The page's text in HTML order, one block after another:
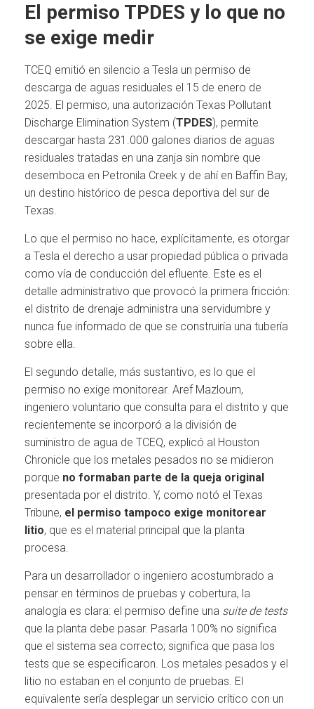
El permiso TPDES y lo que no
se exige medir
TCEQ emitió en silencio a Tesla un permiso de
descarga de aguas residuales el 15 de enero de
2025. El permiso, una autorización Texas Pollutant
Discharge Elimination System (TPDES), permite
descargar hasta 231.000 galones diarios de aguas
residuales tratadas en una zanja sin nombre que
desemboca en Petronila Creek y de ahí en Baffin Bay,
un destino histórico de pesca deportiva del sur de
Texas.
Lo que el permiso no hace, explícitamente, es otorgar
a Tesla el derecho a usar propiedad pública o privada
como vía de conducción del efluente. Este es el
detalle administrativo que provocó la primera fricción:
el distrito de drenaje administra una servidumbre y
nunca fue informado de que se construiría una tubería
sobre ella.
El segundo detalle, más sustantivo, es lo que el
permiso no exige monitorear. Aref Mazloum,
ingeniero voluntario que consulta para el distrito y que
recientemente se incorporó a la división de
suministro de agua de TCEQ, explicó al Houston
Chronicle que los metales pesados no se midieron
porque no formaban parte de la queja original
presentada por el distrito. Y, como notó el Texas
Tribune, el permiso tampoco exige monitorear
litio, que es el material principal que la planta
procesa.
Para un desarrollador o ingeniero acostumbrado a
pensar en términos de pruebas y cobertura, la
analogía es clara: el permiso define una suite de tests
que la planta debe pasar. Pasarla 100% no significa
que el sistema sea correcto; significa que pasa los
tests que se especificaron. Los metales pesados y el
litio no estaban en el conjunto de pruebas. El
equivalente sería desplegar un servicio crítico con un